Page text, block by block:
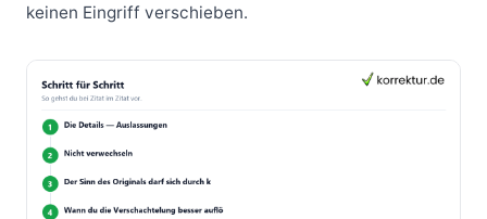
keinen Eingriff verschieben.